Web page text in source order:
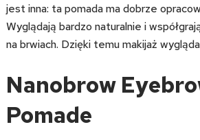
jest inna: ta pomada ma dobrze
Wyglądają bardzo naturalnie i
na brwiach. Dzięki temu makijaż
Nanobrow
Pomade